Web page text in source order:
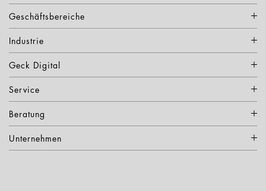
Geschäftsbereiche
Industrie
Geck Digital
Service
Beratung
Unternehmen